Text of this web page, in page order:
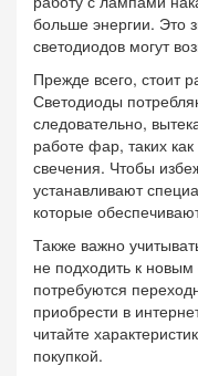
больше энергии. Это
светодиодов могут
Прежде всего, стоит
Светодиоды
следовательно,
работе фар, таких
свечения. Чтобы
устанавливают
которые
Также важно
не подходить к новым
потребуются
приобрести в
читайте
покупкой.